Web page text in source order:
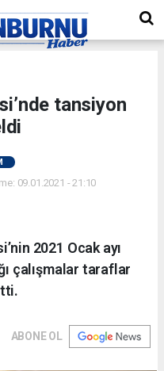
tansiyon
09.01.2021 - 21:10
2021 Ocak ayı
çalışmalar taraflar
ABONE OL